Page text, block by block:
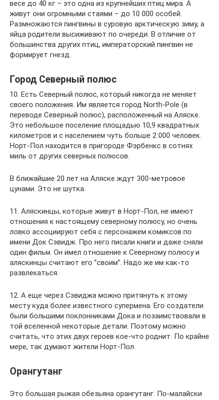
весе до 40 кг – это одна из крупнейших птиц мира. А
живут они огромными стаями – до 10 000 особей.
Размножаются пингвины в суровую арктическую зиму, а
яйца родители высиживают по очереди. В отличие от
большинства других птиц, императорский пингвин не
формирует гнезд.
Город Северный полюс
10. Есть Северный полюс, который никогда не меняет
своего положения. Им является город North-Pole (в
переводе Северный полюс), расположенный на Аляске.
Это небольшое поселение площадью 10,9 квадратных
километров и с населением чуть больше 2 000 человек.
Норт-Пол находится в пригороде Фэрбенкс в сотнях
миль от других северных полюсов.
В ближайшие 20 лет на Аляске ждут 300-метровое
цунами. Это не шутка.
11. Аляскинцы, которые живут в Норт-Пол, не имеют
отношения к настоящему северному полюсу, но очень
ловко ассоциируют себя с персонажем комиксов по
имени Док Сэвидж. Про него писали книги и даже сняли
один фильм. Он имел отношение к Северному полюсу и
аляскинцы считают его ”своим”. Надо же им как-то
развлекаться.
12. А еще через Сэвиджа можно притянуть к этому
месту куда более известного супермена. Его создатели
были большими поклонниками Дока и позаимствовали в
той вселенной некоторые детали. Поэтому можно
считать, что этих двух героев кое-что роднит. По крайне
мере, так думают жители Норт-Пол.
Орангутанг
Это большая рыжая обезьяна орангутанг. По-малайски